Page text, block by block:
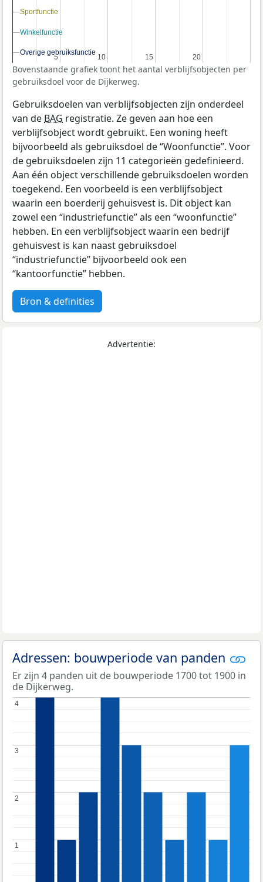
5
5 10
10 15
15 20
20
Sportfunctie
Sportfunctie
Winkelfunctie
Winkelfunctie
Overige gebruiksfunctie
Overige gebruiksfunctie
Bovenstaande grafiek toont het aantal verblijfsobjecten per
gebruiksdoel voor de Dijkerweg.
Gebruiksdoelen van verblijfsobjecten zijn onderdeel
van de BAG registratie. Ze geven aan hoe een
verblijfsobject wordt gebruikt. Een woning heeft
bijvoorbeeld als gebruiksdoel de “Woonfunctie”. Voor
de gebruiksdoelen zijn 11 categorieën gedefinieerd.
Aan één object verschillende gebruiksdoelen worden
toegekend. Een voorbeeld is een verblijfsobject
waarin een boerderij gehuisvest is. Dit object kan
zowel een “industriefunctie” als een “woonfunctie”
hebben. En een verblijfsobject waarin een bedrijf
gehuisvest is kan naast gebruiksdoel
“industriefunctie” bijvoorbeeld ook een
“kantoorfunctie” hebben.
Bron & definities
Advertentie:
Adressen: bouwperiode van panden
Er zijn 4 panden uit de bouwperiode 1700 tot 1900 in
de Dijkerweg.
1
1
2
2
3
3
4
4